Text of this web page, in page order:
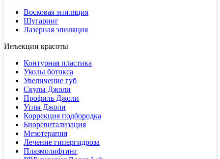
Восковая эпиляция
Шугаринг
Лазерная эпиляция
Инъекции красоты
Контурная пластика
Уколы ботокса
Увеличение губ
Скулы Джоли
Профиль Джоли
Углы Джоли
Коррекция подбородка
Биоревитализация
Мезотерапия
Лечение гипергидроза
Плазмолифтинг